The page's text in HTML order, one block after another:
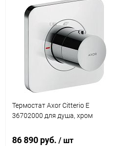
Купить в 1 клик Сравнение
В избранное Под заказ
Термостат Axor Citterio E
36702000 для душа, хром
86 890 руб. / шт